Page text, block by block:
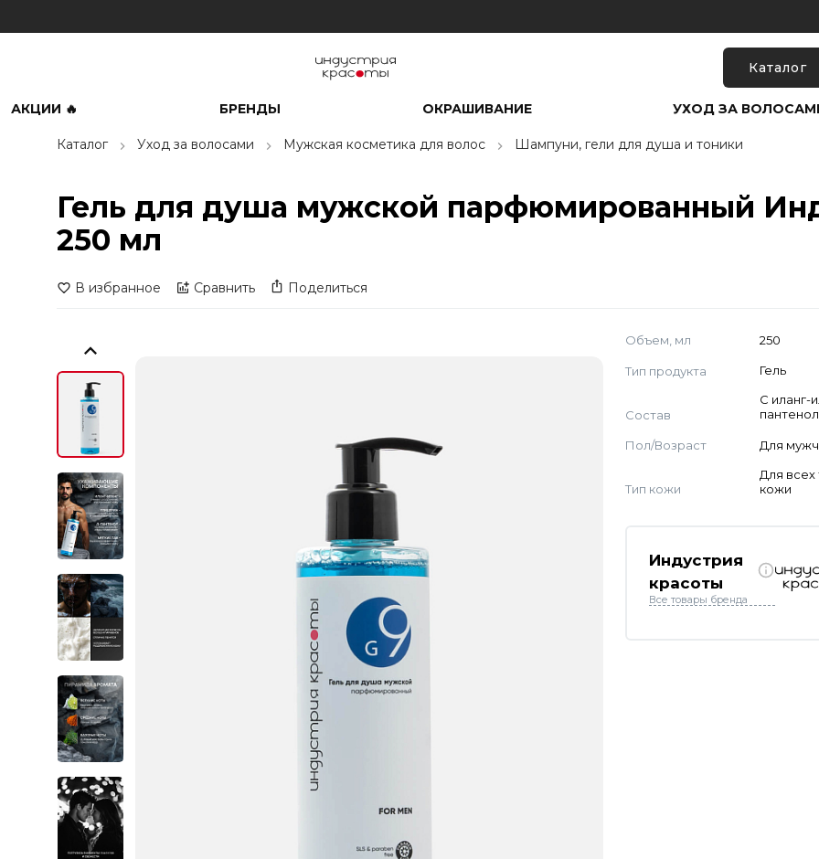
Каталог
АКЦИИ 🔥 БРЕНДЫ ОКРАШИВАНИЕ УХОД ЗА
Каталог Уход за волосами Мужская косметика для волос Шампуни, гели для душа и тоники
Гель для душа мужской парфюмированный
250 мл
В избранное Сравнить Поделиться
Объем, мл 250
Тип продукта Гель
Состав
C иланг-
Пол/Возраст Для
Тип кожи
Для всех
кожи
Индустрия
красоты
Все товары бренда